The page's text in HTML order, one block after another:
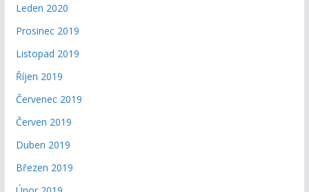
Leden 2020
Prosinec 2019
Listopad 2019
Říjen 2019
Červenec 2019
Červen 2019
Duben 2019
Březen 2019